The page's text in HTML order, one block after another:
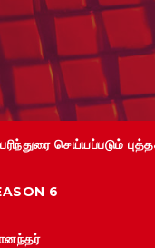
செய்யப்படும்
6